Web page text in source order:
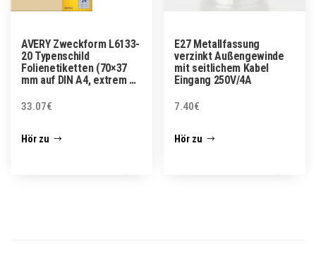
AVERY Zweckform L6133-
20 Typenschild
Folienetiketten (70×37
mm auf DIN A4, extrem …
33.07€
Hör zu
E27 Metallfassung
verzinkt Außengewinde
mit seitlichem Kabel
Eingang 250V/4A
7.40€
Hör zu